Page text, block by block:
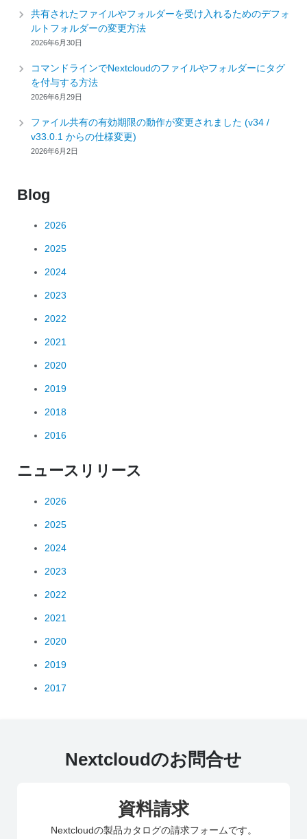
共有されたファイルやフォルダーを受け入れるためのデフォ
ルトフォルダーの変更方法
2026年6月30日
コマンドラインでNextcloudのファイルやフォルダーにタグ
を付与する方法
2026年6月29日
ファイル共有の有効期限の動作が変更されました (v34 /
v33.0.1 からの仕様変更)
2026年6月2日
Blog
2026
2025
2024
2023
2022
2021
2020
2019
2018
2016
ニュースリリース
2026
2025
2024
2023
2022
2021
2020
2019
2017
Nextcloudのお問合せ
資料請求
Nextcloudの製品カタログの請求フォームです。